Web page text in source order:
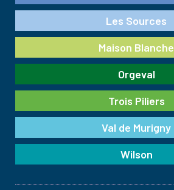
Les Sources
Maison Blanche
Orgeval
Trois Piliers
Val de Murigny
Wilson